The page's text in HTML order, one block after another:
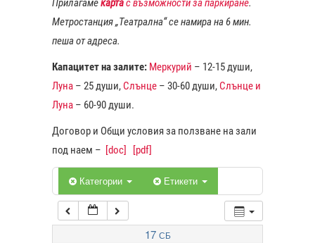
Прилагамекартас възможности за паркиране.
Метростанция „Театрална“ се намира на 6 мин.
пеша от адреса.
Капацитет на залите: Меркурий – 12-15 души,
Луна – 25 души, Слънце – 30-60 души, Слънце и
Луна – 60-90 души.
Договор и Общи условия за ползване на зали
под наем – [doc] [pdf]
Категории Етикети
17 СБ
2:00
4:00
5:00
7:00